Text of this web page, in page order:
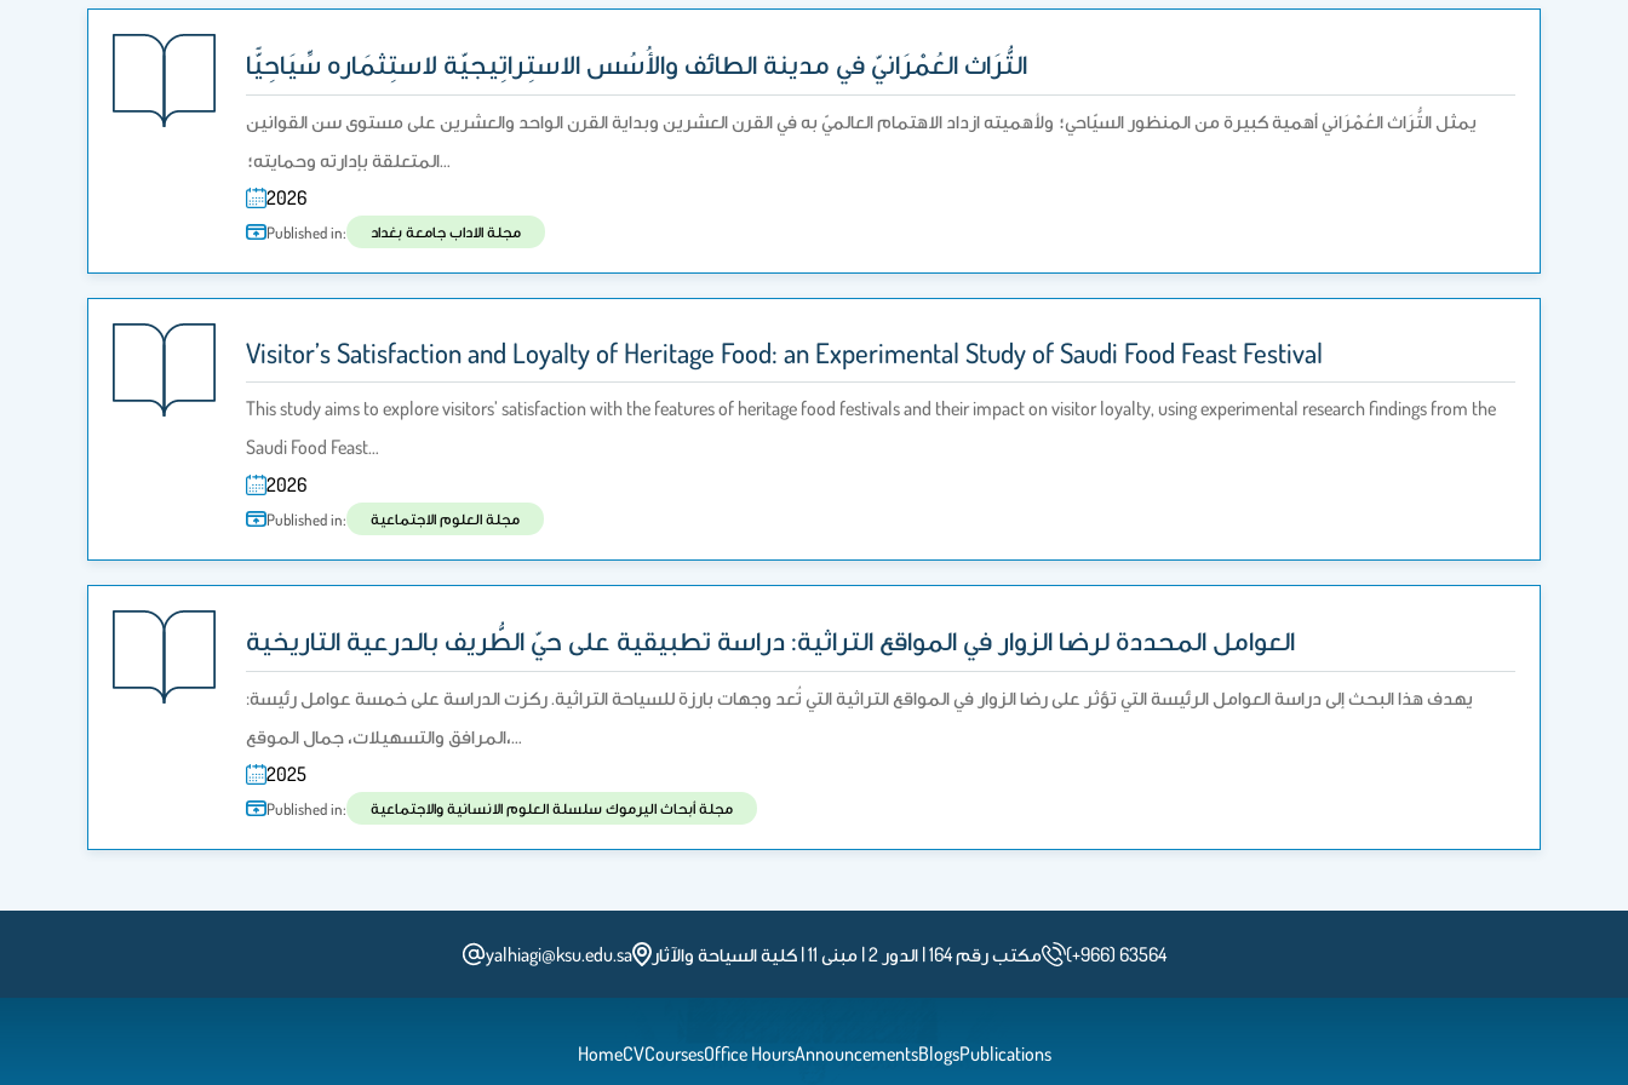
التُّرَاث العُمْرَانيّ في مدينة الطائف والأُسُس الاستِراتِيجيّة لاستِثمَاره سِّيَاحِيًّا
يمثل التُّرَاث العُمْرَاني أهمية كبيرة من المنظور السيّاحي؛ ولأهميته ازداد الاهتمام العالميّ به في القرن العشرين وبداية القرن الواحد والعشرين على مستوى سن القوانين
المتعلقة بإدارته وحمايته؛…
2026
Published in: مجلة الاداب جامعة بغداد
Visitor’s Satisfaction and Loyalty of Heritage Food: an Experimental Study of Saudi Food Feast Festival
This study aims to explore visitors’ satisfaction with the features of heritage food festivals and their impact on visitor loyalty, using experimental research findings from the
Saudi Food Feast…
2026
Published in: مجلة العلوم الاجتماعية
العوامل المحددة لرضا الزوار في المواقع التراثية: دراسة تطبيقية على حيّ الطُّريف بالدرعية التاريخية
يهدف هذا البحث إلى دراسة العوامل الرئيسة التي تؤثر على رضا الزوار في المواقع التراثية التي تُعد وجهات بارزة للسياحة التراثية. ركزت الدراسة على خمسة عوامل رئيسة:
المرافق والتسهيلات، جمال الموقع،…
2025
Published in: مجلة أبحاث اليرموك سلسلة العلوم الانسانية والاجتماعية
yalhiagi@ksu.edu.sa مكتب رقم 164 | الدور 2 | مبنى 11 | كلية السياحة والآثار (+966) 63564
HomeCVCoursesOffice HoursAnnouncementsBlogsPublications